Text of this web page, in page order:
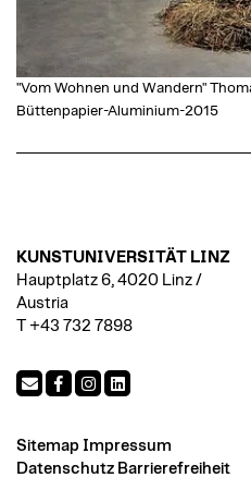
"Vom Wohnen und Wandern"
Büttenpapier-Aluminium-2015
KUNSTUNIVERSITÄT LINZ
Hauptplatz 6, 4020 Linz /
Austria
T +43 732 7898
Sitemap Impressum
Datenschutz Barrierefreiheit